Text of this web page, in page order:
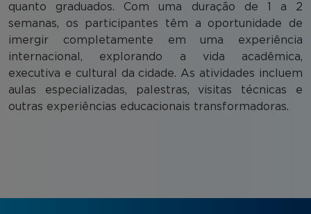
quanto graduados. Com uma duração de 1 a 2
semanas, os participantes têm a oportunidade de
imergir completamente em uma experiência
internacional, explorando a vida acadêmica,
executiva e cultural da cidade. As atividades incluem
aulas especializadas, palestras, visitas técnicas e
outras experiências educacionais transformadoras.